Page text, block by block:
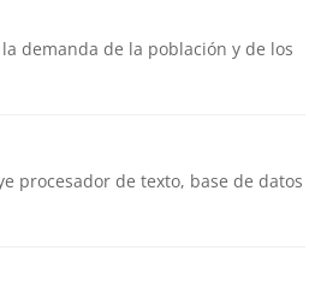
demanda de la población y de los
procesador de texto, base de datos